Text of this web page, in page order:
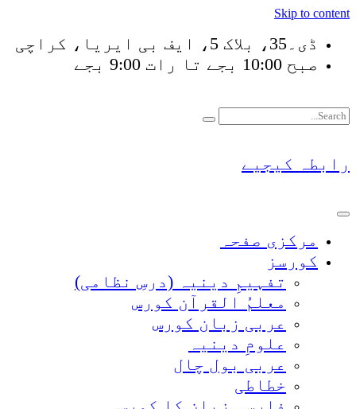
Skip to content
ڈی۔35، بلاک 5، ایف بی ایریا، کراچی
صبح 10:00 بجے تا رات 9:00 بجے
رابطہ کیجیے
مرکزی صفحہ
کورسز
تفہیمِ دینیہ (درسِ نظامی)
معلمُ القرآن کورس
عربی زبان کورس
علومِ دینیہ
عربی بول چال
خطاطی